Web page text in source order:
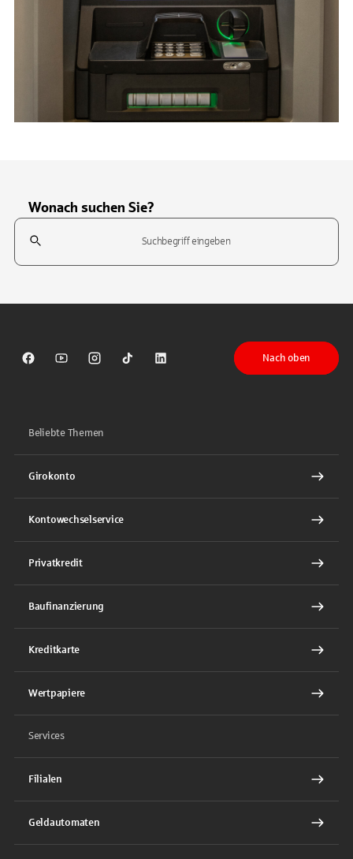
Wonach suchen Sie?
Suchfeld
Sparkasse auf Facebook
Sparkasse auf Youtube
Sparkasse auf Instagram
Sparkasse auf TikTok
Sparkasse auf LinkedIn
Nach oben
Beliebte Themen
Girokonto
Kontowechselservice
Privatkredit
Baufinanzierung
Kreditkarte
Wertpapiere
Services
Filialen
Geldautomaten